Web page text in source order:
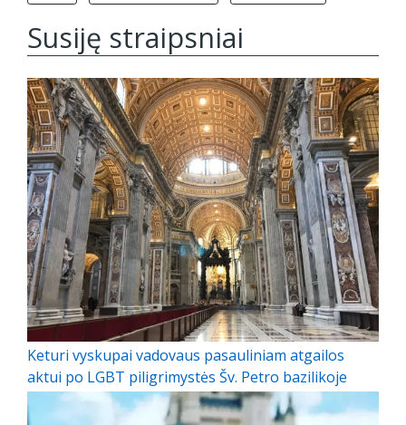
Susiję straipsniai
Keturi vyskupai vadovaus pasauliniam atgailos
aktui po LGBT piligrimystės Šv. Petro bazilikoje